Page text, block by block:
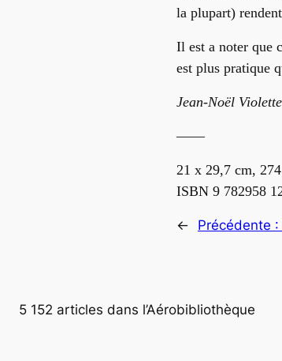
la plupart)
Il est a noter que
est plus pratique
Jean-Noël Violette
——
21 x 29,7 cm,
ISBN 9 782958
← Précédente :
5 152 articles dans l’Aérobibliothèque